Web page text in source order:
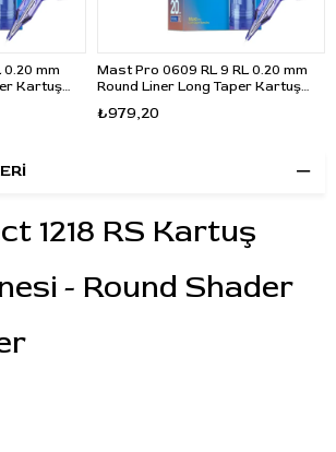
0.20 mm
Kartuş
Mast Pro 0609 RL 9 RL 0.20 mm
Round Liner Long Taper Kartuş
₺979,20
1218 RS Kartuş
- Round Shader